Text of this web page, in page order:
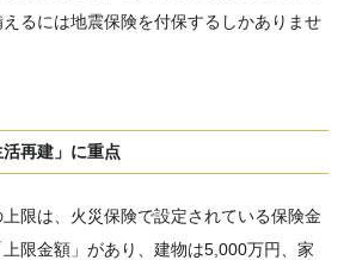
るには地震保険を付保するしかありませ
再建」に重点
限は、火災保険で設定されている保険金
限金額」があり、建物は5,000万円、家